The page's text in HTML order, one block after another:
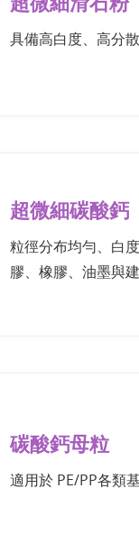
具備高白度、高分
超微細碳酸鈣
粒徑分布均勻、白
膠、橡膠、油墨與
碳酸鈣母粒
適用於 PE/PP各類